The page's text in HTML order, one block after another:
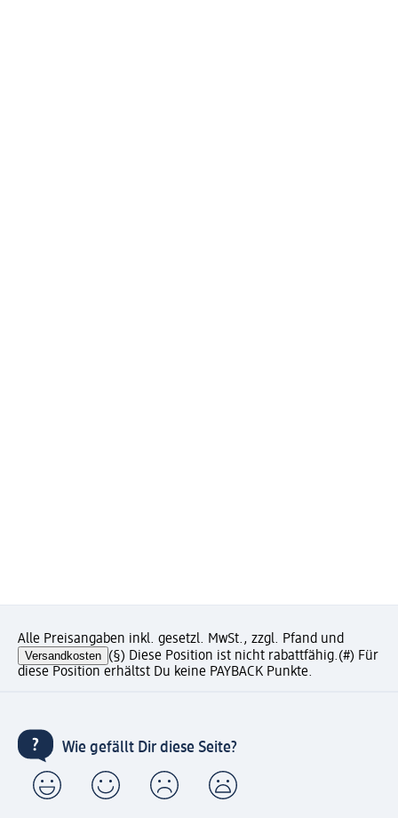
Alle Preisangaben inkl. gesetzl. MwSt., zzgl. Pfand und
Versandkosten (§) Diese Position ist nicht rabattfähig.(#) Für
diese Position erhältst Du keine PAYBACK Punkte.
Wie gefällt Dir diese Seite?